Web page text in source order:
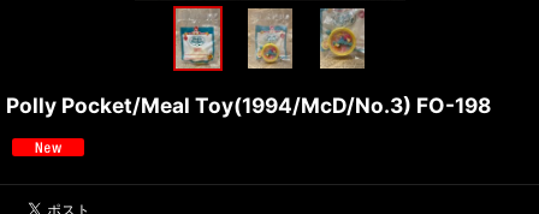
Polly Pocket/Meal Toy(1994/McD/No.3) FO-198